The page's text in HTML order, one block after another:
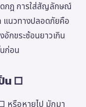
กฎ การใส่สัญลักษณ์
แนวทางปลอดภัยคือ
กขระซ้อนยาวเกิน
ก่อน
น □